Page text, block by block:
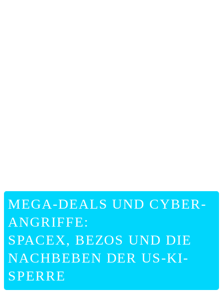
MEGA-DEALS UND CYBER-
ANGRIFFE:
SPACEX, BEZOS UND DIE
NACHBEBEN DER US-KI-
SPERRE